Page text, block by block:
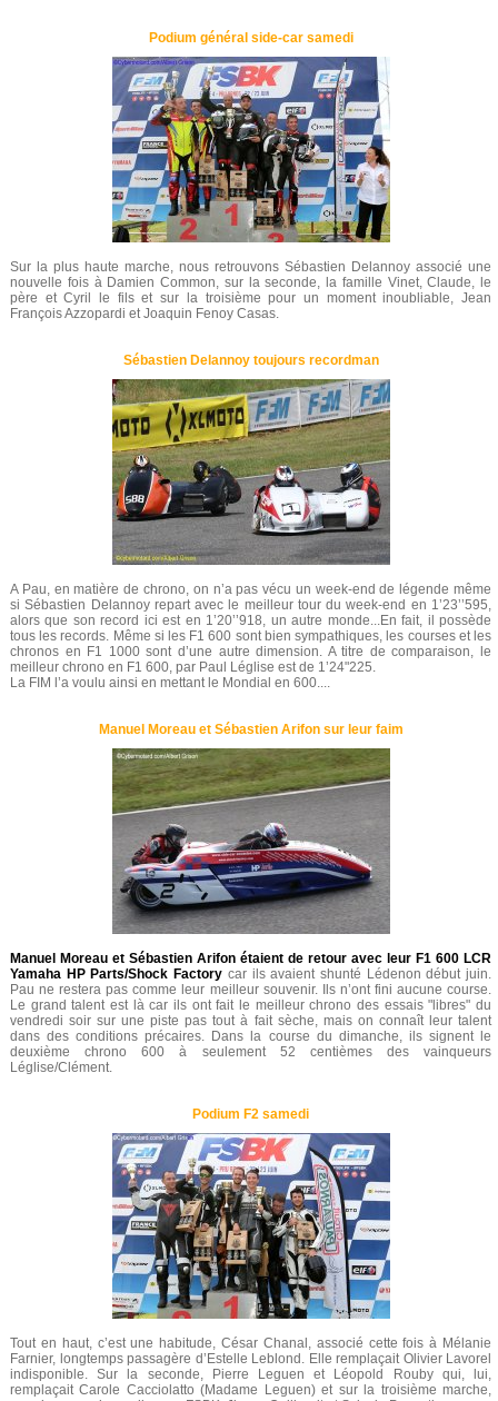
Podium général side-car samedi
Sur la plus haute marche, nous retrouvons Sébastien Delannoy associé une
nouvelle fois à Damien Common, sur la seconde, la famille Vinet, Claude, le
père et Cyril le fils et sur la troisième pour un moment inoubliable, Jean
François Azzopardi et Joaquin Fenoy Casas.
Sébastien Delannoy toujours recordman
A Pau, en matière de chrono, on n’a pas vécu un week-end de légende même
si Sébastien Delannoy repart avec le meilleur tour du week-end en 1’23’’595,
alors que son record ici est en 1’20’’918, un autre monde...En fait, il possède
tous les records. Même si les F1 600 sont bien sympathiques, les courses et les
chronos en F1 1000 sont d’une autre dimension. A titre de comparaison, le
meilleur chrono en F1 600, par Paul Léglise est de 1’24"225.
La FIM l’a voulu ainsi en mettant le Mondial en 600....
Manuel Moreau et Sébastien Arifon sur leur faim
Manuel Moreau et Sébastien Arifon étaient de retour avec leur F1 600 LCR
Yamaha HP Parts/Shock Factory car ils avaient shunté Lédenon début juin.
Pau ne restera pas comme leur meilleur souvenir. Ils n’ont fini aucune course.
Le grand talent est là car ils ont fait le meilleur chrono des essais "libres" du
vendredi soir sur une piste pas tout à fait sèche, mais on connaît leur talent
dans des conditions précaires. Dans la course du dimanche, ils signent le
deuxième chrono 600 à seulement 52 centièmes des vainqueurs
Léglise/Clément.
Podium F2 samedi
Tout en haut, c’est une habitude, César Chanal, associé cette fois à Mélanie
Farnier, longtemps passagère d’Estelle Leblond. Elle remplaçait Olivier Lavorel
indisponible. Sur la seconde, Pierre Leguen et Léopold Rouby qui, lui,
remplaçait Carole Cacciolatto (Madame Leguen) et sur la troisième marche,